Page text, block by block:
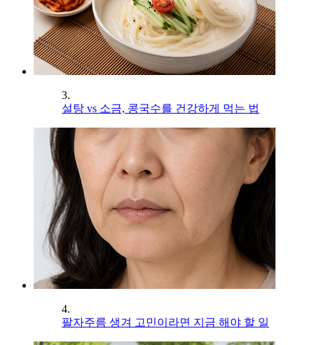
3.
설탕 vs 소금, 콩국수를 건강하게 먹는 법
4.
팔자주름 생겨 고민이라면 지금 해야 할 일